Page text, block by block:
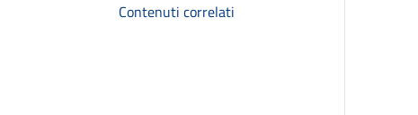
Contenuti correlati